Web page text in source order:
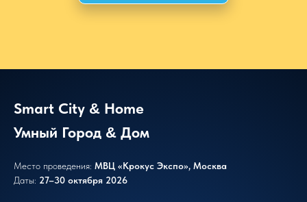
Smart City & Home
Умный Город & Дом
Место проведения: МВЦ «Крокус Экспо», Москва
Даты: 27–30 октября 2026